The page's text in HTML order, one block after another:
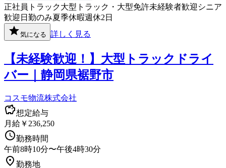
正社員 トラック大型トラック・大型免許未経験者歓迎 シニア
歓迎 日勤のみ夏季休暇週休2日
気になる 詳しく見る
【未経験歓迎！】大型トラックドライ
バー｜静岡県裾野市
コスモ物流株式会社
想定給与
月給￥236,250
勤務時間
午前8時10分〜午後4時30分
勤務地